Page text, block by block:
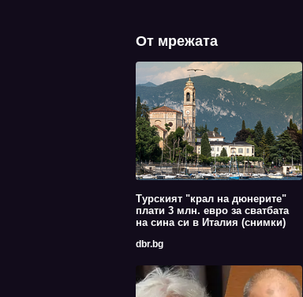
От мрежата
Турският "крал на дюнерите"
плати 3 млн. евро за сватбата
на сина си в Италия (снимки)
dbr.bg